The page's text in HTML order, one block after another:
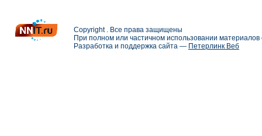
Copyright . Все права защищены
При полном или частичном использовании
Разработка и поддержка сайта — Петерлинк Веб